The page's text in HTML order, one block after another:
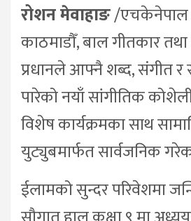
रोशन मेवाहाङ/
काठमाडौँ, बाल गीतकार
प्रधानले आफ्नै शब्द, संगीत र
पारेको नयाँ सांगीतिक
विशेष कार्यक्रमका साथ
युट्युबमार्फत सार्वजनिक
ईलामको सुन्दर परिवेशमा